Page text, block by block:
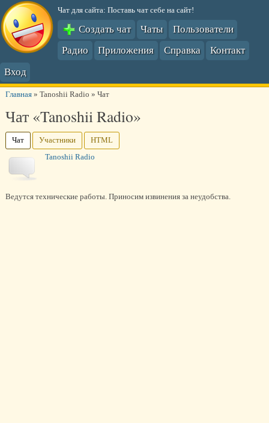
Чат для сайта: Поставь чат себе на сайт!
Создать чат Чаты
Пользователи
Радио
Приложения Справка
Контакт
Вход
Главная» Tanoshii Radio » Чат
Чат «Tanoshii Radio»
Чат Участники
HTML
Tanoshii Radio